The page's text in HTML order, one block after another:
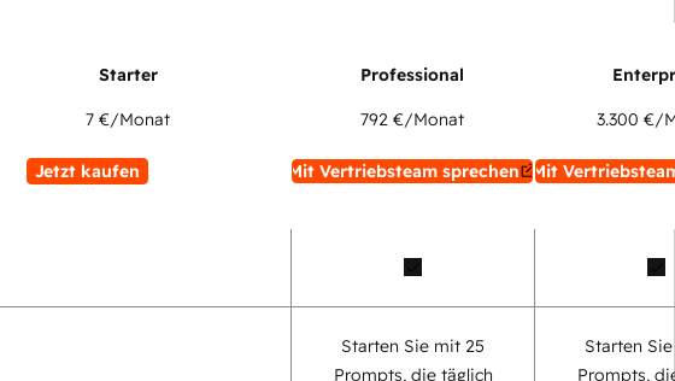
7 €/Monat
Jetzt kaufen
792 €/Monat
Mit Vertriebsteam sprechen
3.300 €/
Mit
Starten Sie mit 25
Prompts, die täglich
Starten
Prompts,